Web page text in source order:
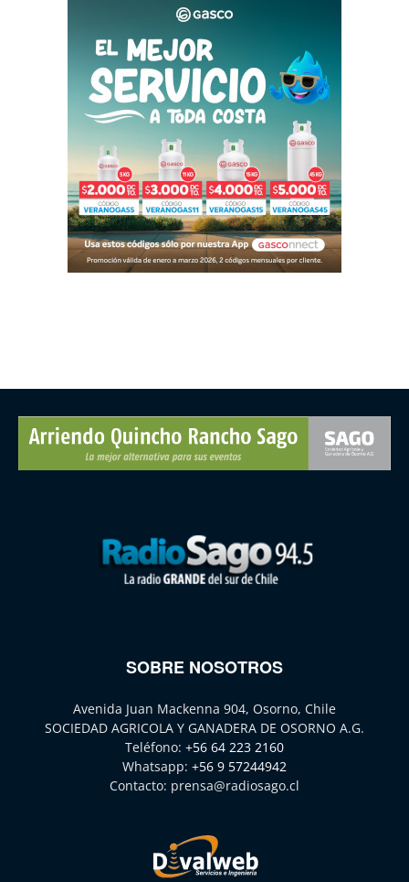
SOBRE NOSOTROS
Avenida Juan Mackenna 904, Osorno, Chile
SOCIEDAD AGRICOLA Y GANADERA DE OSORNO A.G.
Teléfono: +56 64 223 2160
Whatsapp: +56 9 57244942
Contacto: prensa@radiosago.cl